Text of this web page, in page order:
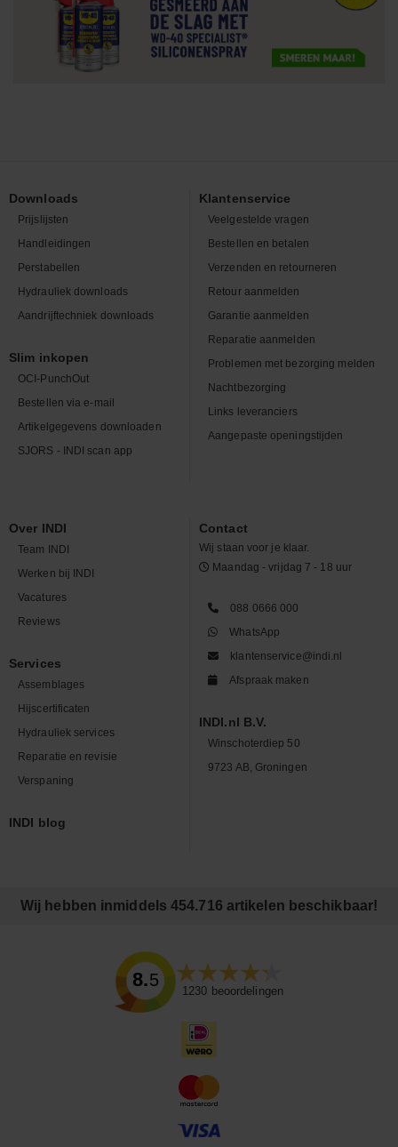
Downloads
Prijslijsten
Handleidingen
Perstabellen
Hydrauliek downloads
Aandrijftechniek downloads
Slim inkopen
OCI-PunchOut
Bestellen via e-mail
Artikelgegevens downloaden
SJORS - INDI scan app
Klantenservice
Veelgestelde vragen
Bestellen en betalen
Verzenden en retourneren
Retour aanmelden
Garantie aanmelden
Reparatie aanmelden
Problemen met bezorging melden
Nachtbezorging
Links leveranciers
Aangepaste openingstijden
Over INDI
Team INDI
Werken bij INDI
Vacatures
Reviews
Services
Assemblages
Hijscertificaten
Hydrauliek services
Reparatie en revisie
Verspaning
INDI blog
Contact
Wij staan voor je klaar.
Maandag - vrijdag 7 - 18 uur
088 0666 000
WhatsApp
klantenservice@indi.nl
Afspraak maken
INDI.nl B.V.
Winschoterdiep 50
9723 AB, Groningen
Wij hebben inmiddels 454.716 artikelen beschikbaar!
8.5
1230 beoordelingen